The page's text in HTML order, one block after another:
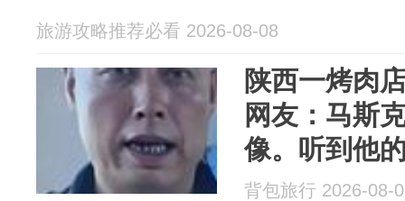
旅游攻略推荐必看 2026-08-08
陕西一烤肉
网友：马斯
像。听到他
了：你们去
背包旅行 2026-08-